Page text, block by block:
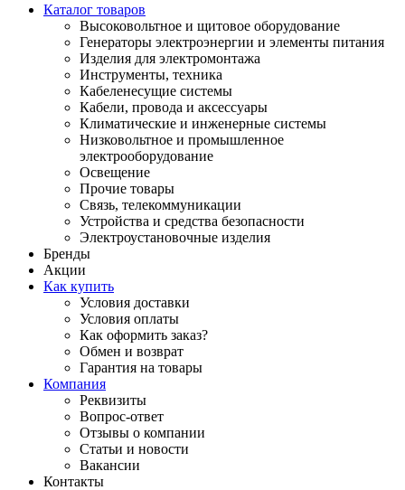
Каталог товаров
Высоковольтное и щитовое оборудование
Генераторы электроэнергии и элементы питания
Изделия для электромонтажа
Инструменты, техника
Кабеленесущие системы
Кабели, провода и аксессуары
Климатические и инженерные системы
Низковольтное и промышленное
электрооборудование
Освещение
Прочие товары
Связь, телекоммуникации
Устройства и средства безопасности
Электроустановочные изделия
Бренды
Акции
Как купить
Условия доставки
Условия оплаты
Как оформить заказ?
Обмен и возврат
Гарантия на товары
Компания
Реквизиты
Вопрос-ответ
Отзывы о компании
Статьи и новости
Вакансии
Контакты